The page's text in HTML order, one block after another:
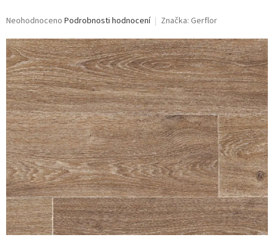
Průměrné
produktu
je
0,0
z
5
hvězdiček.
Neohodnoceno Podrobnosti hodnocení Značka: Gerflor